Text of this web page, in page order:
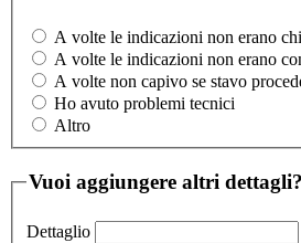
A volte le indicazioni non erano
A volte le indicazioni non erano
A volte non capivo se stavo
Ho avuto problemi tecnici
Altro
Vuoi aggiungere altri dettagli?
Dettaglio